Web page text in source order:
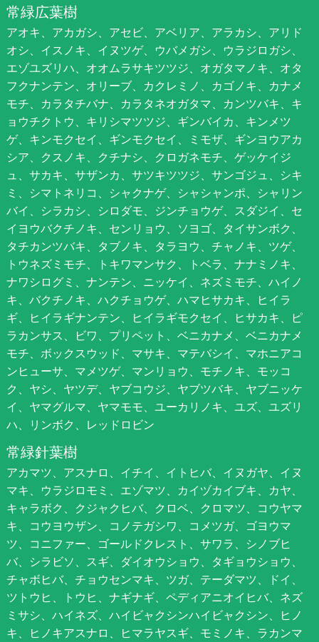
常緑広葉樹
アオキ、アカガシ、アセビ、アベリア、アラカシ、アリド
オシ、イスノキ、イヌツゲ、ウバメガシ、ウラジロガシ、
エゾユズリハ、オオムラサキツツジ、オガタマノキ、オタ
フクナンテン、オリーブ、カクレミノ、カゴノキ、カナメ
モチ、カラタチバナ、カラタネオガタマ、カンツバキ、キ
ョウチクトウ、キリシマツツジ、ギンバイカ、キンメツ
ゲ、キンモクセイ、ギンモクセイ、ミモザ、ギンヨウアカ
シア、クスノキ、クチナシ、クロガネモチ、ゲッケイジ
ュ、サカキ、サザンカ、サツキツツジ、サンゴジュ、シキ
ミ、シマトネリコ、シャクナゲ、シャシャンポ、シャリン
バイ、シラカシ、シロダモ、ジンチョウゲ、スダジイ、セ
イヨウバクチノキ、センリョウ、ソヨゴ、タイサンボク、
タチカンツバキ、タブノキ、タラヨウ、チャノキ、ツゲ、
トウネズミモチ、トキワマンサク、トベラ、ナナミノキ、
ナワシログミ、ナンテン、ニッケイ、ネズミモチ、ハイノ
キ、バクチノキ、ハクチョウゲ、ハマヒサカキ、ヒイラ
ギ、ヒイラギナンテン、ヒイラギモクセイ、ヒサカキ、ピ
ラカンサス、ビワ、プリペット、ベニカナメ、ベニカナメ
モチ、ボックスウッド、マサキ、マテバシイ、マホニアコ
ンヒューサ、マメツゲ、マンリョウ、モチノキ、モッコ
ク、ヤシ、ヤツデ、ヤブコウジ、ヤブツバキ、ヤブニッケ
イ、ヤマグルマ、ヤマモモ、ユーカリノキ、ユズ、ユズリ
ハ、リンボク、レッドロビン
常緑針葉樹
アカマツ、アスナロ、イチイ、イトヒバ、イヌガヤ、イヌ
マキ、ウラジロモミ、エゾマツ、カイヅカイブキ、カヤ、
キャラボク、クジャクヒバ、クロベ、クロマツ、コウヤマ
キ、コウヨウザン、コノテガシワ、コメツガ、ゴヨウマ
ツ、コニファー、ゴールドクレスト、サワラ、シノブヒ
バ、シラビソ、スギ、ダイオウショウ、タギョウショウ、
チャボヒバ、チョウセンマキ、ツガ、テーダマツ、ドイ、
ツトウヒ、トウヒ、ナギナギ、ペディアニオイヒバ、ネズ
ミサシ、ハイネズ、ハイビャクシンハイビャクシン、ヒノ
キ、ヒノキアスナロ、ヒマラヤスギ、モミノキ、ラカンマ